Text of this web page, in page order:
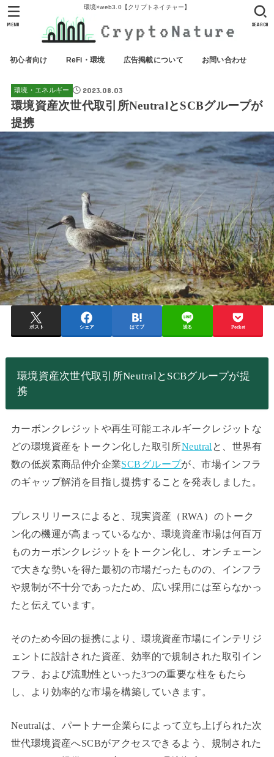
環境×web3.0【クリプトネイチャー】
初心者向け ReFi・環境 広告掲載について お問い合わせ
SEARCH
MENU
環境・エネルギー 2023.08.03
環境資産次世代取引所NeutralとSCBグループが
提携
ポスト シェア はてブ 送る Pocket
環境資産次世代取引所NeutralとSCBグループが提
携
カーボンクレジットや再生可能エネルギークレジットな
どの環境資産をトークン化した取引所Neutralと、世界有
数の低炭素商品仲介企業SCBグループが、市場インフラ
のギャップ解消を目指し提携することを発表しました。
プレスリリースによると、現実資産（RWA）のトーク
ン化の機運が高まっているなか、環境資産市場は何百万
ものカーボンクレジットをトークン化し、オンチェーン
で大きな勢いを得た最初の市場だったものの、インフラ
や規制が不十分であったため、広い採用には至らなかっ
たと伝えています。
そのため今回の提携により、環境資産市場にインテリジ
ェントに設計された資産、効率的で規制された取引イン
フラ、および流動性といった3つの重要な柱をもたら
し、より効率的な市場を構築していきます。
Neutralは、パートナー企業らによって立ち上げられた次
世代環境資産へSCBがアクセスできるよう、規制された